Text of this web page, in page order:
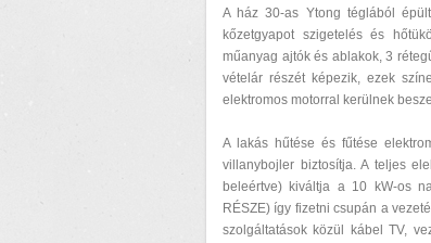
A ház 30-as Ytong téglából
kőzetgyapot szigetelés és
műanyag ajtók és ablakok, 3
vételár részét képezik, ezek
elektromos motorral kerülnek
A lakás hűtése és fűtése
villanybojler biztosítja. A teljes
beleértve) kiváltja a 10 kW-os
RÉSZE) így fizetni csupán a
szolgáltatások közül kábel TV,